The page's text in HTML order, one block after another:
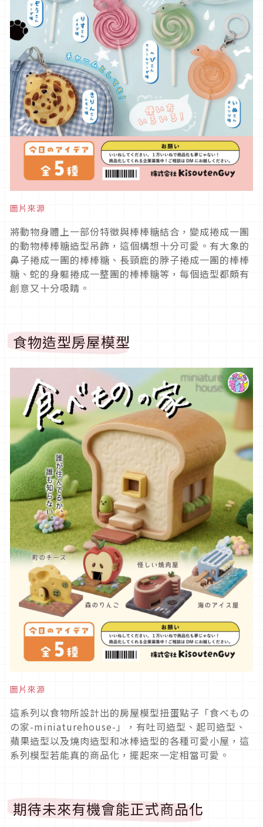
圖片來源
將動物身體上一部份特徵與棒棒糖結合，變成捲成一團
的動物棒棒糖造型吊飾，這個構想十分可愛。有大象的
鼻子捲成一團的棒棒糖、長頸鹿的脖子捲成一團的棒棒
糖、蛇的身軀捲成一整團的棒棒糖等，每個造型都頗有
創意又十分吸睛。
食物造型房屋模型
圖片來源
這系列以食物所設計出的房屋模型扭蛋點子「食べもの
の家-miniaturehouse-」，有吐司造型、起司造型、
蘋果造型以及燒肉造型和冰棒造型的各種可愛小屋，這
系列模型若能真的商品化，擺起來一定相當可愛。
期待未來有機會能正式商品化